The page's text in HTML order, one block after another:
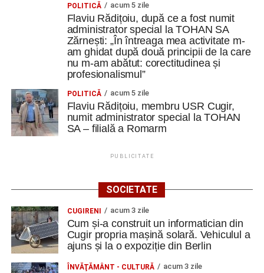
POLITICĂ acum 5 zile
Flaviu Rădițoiu, după ce a fost numit
administrator special la TOHAN SA
Zărnești: „În întreaga mea activitate m-
am ghidat după două principii de la care
nu m-am abătut: corectitudinea și
profesionalismul”
POLITICĂ acum 5 zile
Flaviu Rădițoiu, membru USR Cugir,
numit administrator special la TOHAN
SA – filială a Romarm
PUBLICITATE
SOCIETATE
CUGIRENI acum 3 zile
Cum și-a construit un informatician din
Cugir propria mașină solară. Vehiculul a
ajuns și la o expoziție din Berlin
ÎNVĂŢĂMÂNT - CULTURĂ acum 3 zile